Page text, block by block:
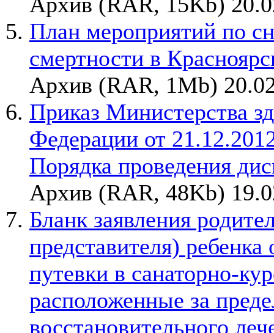
План мероприятий по
смертности в
Архив (RAR, 1Mb)
Приказ Министерства
Федерации от
Порядка проведения
Архив (RAR, 48Kb)
Бланк заявления
представителя)
путевки в санаторно-
расположенные за
восстановительного